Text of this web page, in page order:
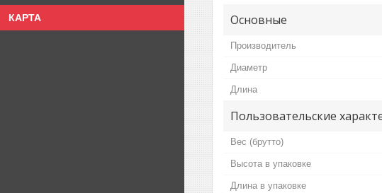
КАРТА Основные
Производитель
Диаметр
Длина
Пользовательские
Вес (брутто)
Высота в упаковке
Длина в упаковке